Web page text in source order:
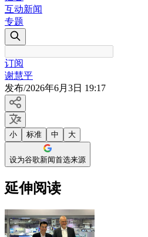
互动新闻
专题
订阅
谢慧平
发布/2026年6月3日 19:17
小 标准 中 大
设为谷歌新闻首选来源
延伸阅读